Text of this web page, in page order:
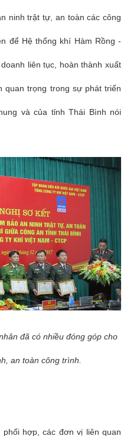
ninh trật tự, an toàn các công
để Hệ thống khí Hàm Rồng -
liên tục, hoàn thành xuất
quan trọng trong sự phát triển
và của tỉnh Thái Bình nói
đã có nhiều đóng góp cho
an toàn công trình.
hợp, các đơn vị liên quan